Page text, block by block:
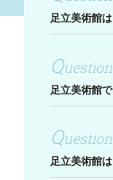
足立美術館
足立美術館
足立美術館